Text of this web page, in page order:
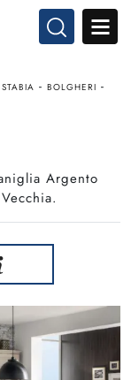
- BOLGHERI -
Argento